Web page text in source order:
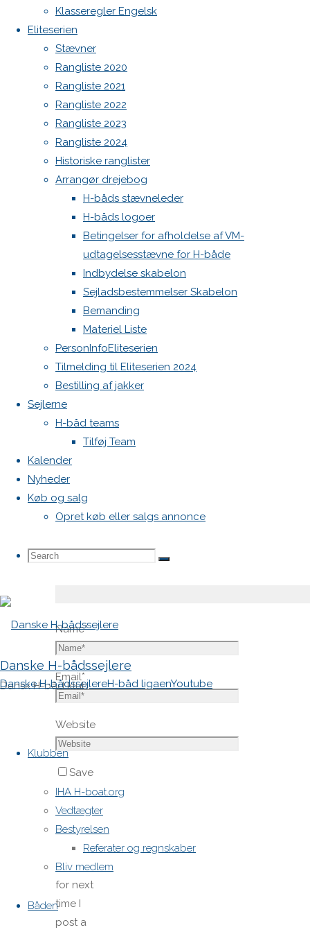
Klasseregler Engelsk
Eliteserien
Stævner
Rangliste 2020
Rangliste 2021
Rangliste 2022
Rangliste 2023
Rangliste 2024
Historiske ranglister
Arrangør drejebog
H-båds stævneleder
H-båds logoer
Betingelser for afholdelse af VM-
udtagelsesstævne for H-både
Indbydelse skabelon
Sejladsbestemmelser Skabelon
Bemanding
Materiel Liste
PersonInfoEliteserien
Tilmelding til Eliteserien 2024
Bestilling af jakker
Sejlerne
H-båd teams
Tilføj Team
Kalender
Nyheder
Køb og salg
Opret køb eller salgs annonce
Search
Search
Search
Danske H-bådssejlere
Dansk H-båd klub
Danske H-bådssejlereH-båd ligaenYoutube
Klubben
IHA H-boat.org
Vedtægter
Bestyrelsen
Referater og regnskaber
Bliv medlem
Båden
Spilerskøde,
Barberhal
Previous
image
Next
image
Skriv
et
svar
Din e-
mailadresse
vil ikke
blive
publiceret.
Krævede
felter er
markeret
med
Comment
Name*
Email*
Website
Save
my name,
email,
and site
URL in my
browser
for next
time I
post a
WordPress.org